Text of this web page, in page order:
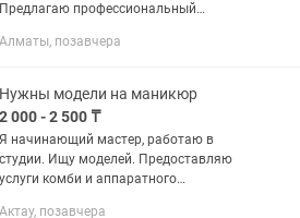
Предлагаю профессиональный
гарантией аккуратной работы. Мои
комбинированный...
Алматы, позавчера
Нужны модели на маникюр
2 000 - 2 500 ₸
Я начинающий мастер, работаю в
студии. Ищу моделей. Предоставляю
услуги комби и аппаратного
Актау, позавчера